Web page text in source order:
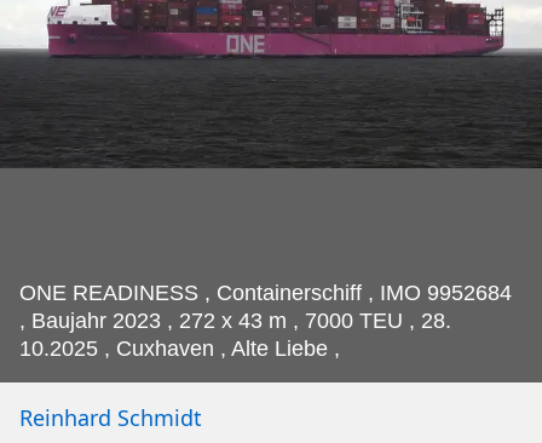
ONE READINESS , Containerschiff , IMO 9952684
, Baujahr 2023 , 272 x 43 m , 7000 TEU , 28.
10.2025 , Cuxhaven , Alte Liebe ,
Reinhard Schmidt